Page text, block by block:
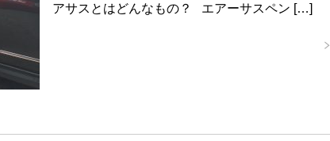
アサスとはどんなもの？ エアーサスペン […]